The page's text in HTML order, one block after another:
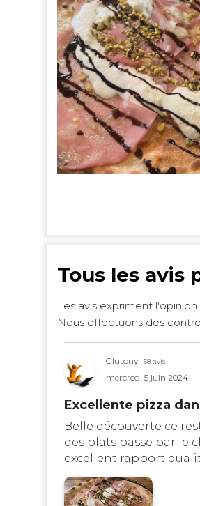
Tous les avis
Les avis expriment
Nous effectuons des
Glutony• 58 avis
mercredi 5 juin 2024
Excellente pizza
Belle découverte ce
des plats passe par le
excellent rapport